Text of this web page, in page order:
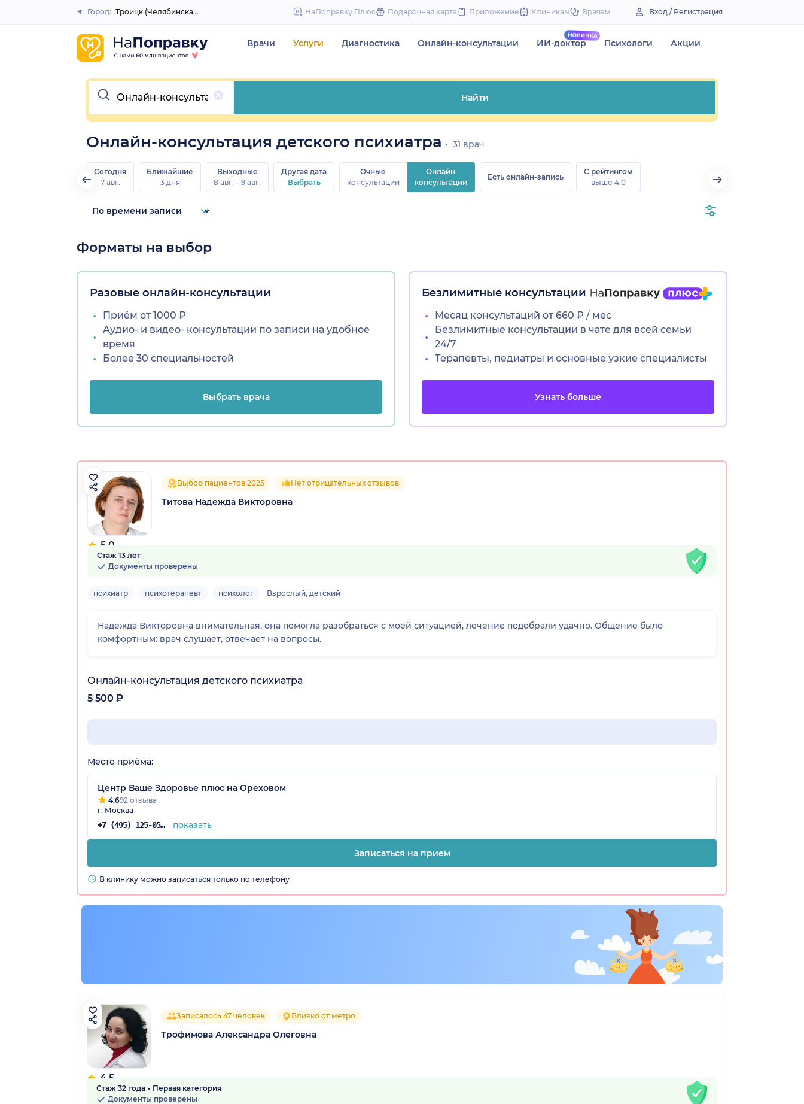
to
Закрыть
Город: Троицк (Челябинская область) НаПоправку Плюс Подарочная карта Приложение Клиникам Врачам Вход / Регистрация
Врачи Услуги Диагностика Онлайн-консультации ИИ-доктор Психологи Акции
Очистить
Найти
Онлайн-консультация детского психиатра 31 врач
Сегодня
7 авг.
Ближайшие
3 дня
Выходные
8 авг. – 9 авг.
Другая дата
Выбрать
Очные
консультации
Онлайн
консультации
Есть онлайн-запись
С рейтингом
выше 4.0
Форматы на выбор
Разовые онлайн-консультации
Приём от 1000 ₽
Аудио- и видео- консультации по записи на удобное
время
Более 30 специальностей
Выбрать врача
Безлимитные консультации
Месяц консультаций от 660 ₽ / мес
Безлимитные консультации в чате для всей семьи
24/7
Терапевты, педиатры и основные узкие специалисты
Узнать больше
5.0
32 отзыва
Выбор пациентов 2025 Нет отрицательных отзывов
Титова Надежда Викторовна
Стаж 13 лет
Документы проверены
психиатр психотерапевт психолог Взрослый, детский
Надежда Викторовна внимательная, она помогла разобраться с моей ситуацией, лечение подобрали удачно. Общение было
комфортным: врач слушает, отвечает на вопросы.
Онлайн-консультация детского психиатра
5 500 ₽
Место приёма:
Центр Ваше Здоровье плюс на Ореховом
4.692 отзыва
г. Москва
+7 (495) 125-05-32 показать
Записаться на прием
В клинику можно записаться только по телефону
4.5
11 отзывов
Записалось 47 человек Близко от метро
Трофимова Александра Олеговна
Стаж 32 года
Первая категория
Документы проверены